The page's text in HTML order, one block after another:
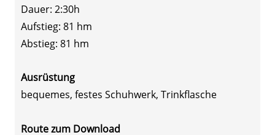
Dauer: 2:30h
Aufstieg: 81 hm
Abstieg: 81 hm
Ausrüstung
bequemes, festes Schuhwerk, Trinkflasche
Route zum Download